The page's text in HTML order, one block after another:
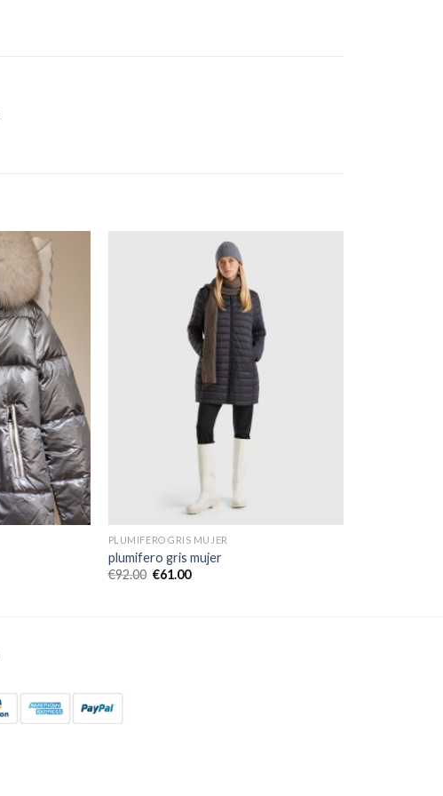
PLUMIFERO GRIS MUJER
plumifero gris mujer
€92.00 €61.00